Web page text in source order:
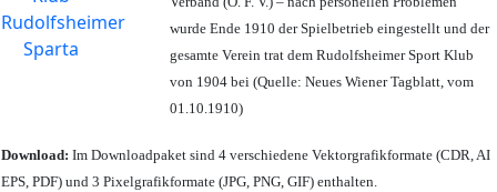
wurde Ende 1910 der Spielbetrieb eingestellt und der
gesamte Verein trat dem Rudolfsheimer Sport Klub
von 1904 bei (Quelle: Neues Wiener Tagblatt, vom
01.10.1910)
Download: Im Downloadpaket sind 4 verschiedene Vektorgrafikformate (CDR, AI
EPS, PDF) und 3 Pixelgrafikformate (JPG, PNG, GIF) enthalten.